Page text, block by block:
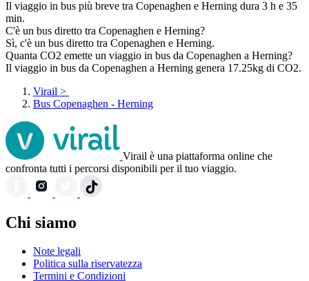
Il viaggio in bus più breve tra Copenaghen e Herning dura 3 h e 35
min.
C'è un bus diretto tra Copenaghen e Herning?
Sì, c'è un bus diretto tra Copenaghen e Herning.
Quanta CO2 emette un viaggio in bus da Copenaghen a Herning?
Il viaggio in bus da Copenaghen a Herning genera 17.25kg di CO2.
Virail >
Bus Copenaghen - Herning
Virail è una piattaforma online che
confronta tutti i percorsi disponibili per il tuo viaggio.
Chi siamo
Note legali
Politica sulla riservatezza
Termini e Condizioni